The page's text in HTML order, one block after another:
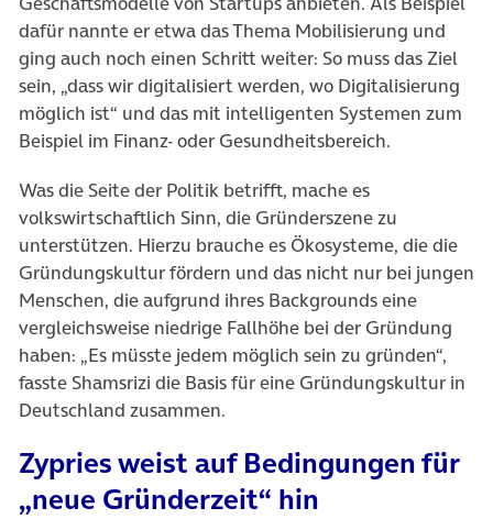
dafür nannte er etwa das Thema Mobilisierung und
ging auch noch einen Schritt weiter: So muss das Ziel
sein, „dass wir digitalisiert werden, wo Digitalisierung
möglich ist“ und das mit intelligenten Systemen zum
Beispiel im Finanz- oder Gesundheitsbereich.
Was die Seite der Politik betrifft, mache es
volkswirtschaftlich Sinn, die Gründerszene zu
unterstützen. Hierzu brauche es Ökosysteme, die die
Gründungskultur fördern und das nicht nur bei jungen
Menschen, die aufgrund ihres Backgrounds eine
vergleichsweise niedrige Fallhöhe bei der Gründung
haben: „Es müsste jedem möglich sein zu gründen“,
fasste Shamsrizi die Basis für eine Gründungskultur in
Deutschland zusammen.
Zypries weist auf Bedingungen für
„neue Gründerzeit“ hin